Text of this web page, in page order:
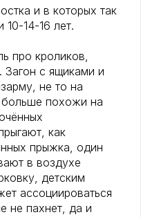
и в которых так
10-14-16 лет.
про кроликов,
Загон с ящиками и
не то на
больше похожи на
как
прыжка, один
в воздухе
детским
ассоциироваться
не пахнет, да и